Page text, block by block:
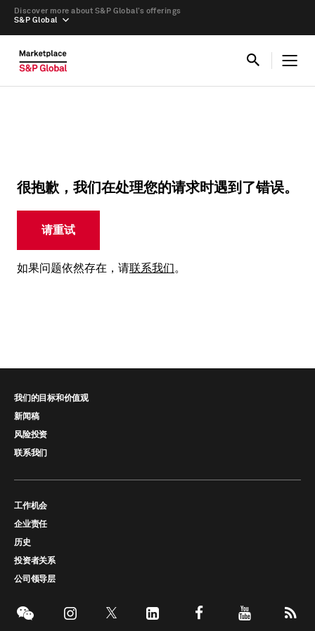
S&P Global
Discover more about S&P Global’s offerings
很抱歉，我们在处理您的请求时遇到了错误。
请重试
如果问题依然存在，请联系我们。
我们的目标和价值观
新闻稿
风险投资
联系我们
工作机会
企业责任
历史
投资者关系
公司领导层